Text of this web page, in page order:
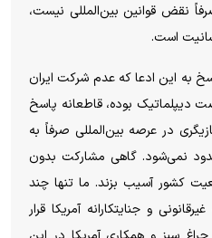
نقض قوانین بین‌المللی نیست،
است.
به این ادعا که عدم شرکت ایران
بوده، قاطعانه پاسخ
در عرصه بین‌المللی صرفاً به
نمی‌شود. گاهی مشارکت بدون
کشور آسیب بزند. ما تنها چند
و جنایتکارانه آمریکا قرار